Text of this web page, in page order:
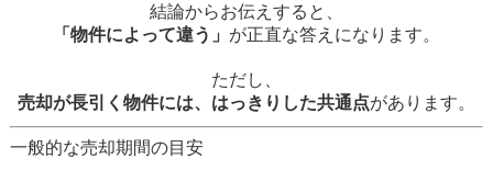
結論からお伝えすると、
「物件によって違う」 が正直な答えになります。
ただし、
売却が長引く物件には、はっきりした共通点があります。
一般的な売却期間の目安